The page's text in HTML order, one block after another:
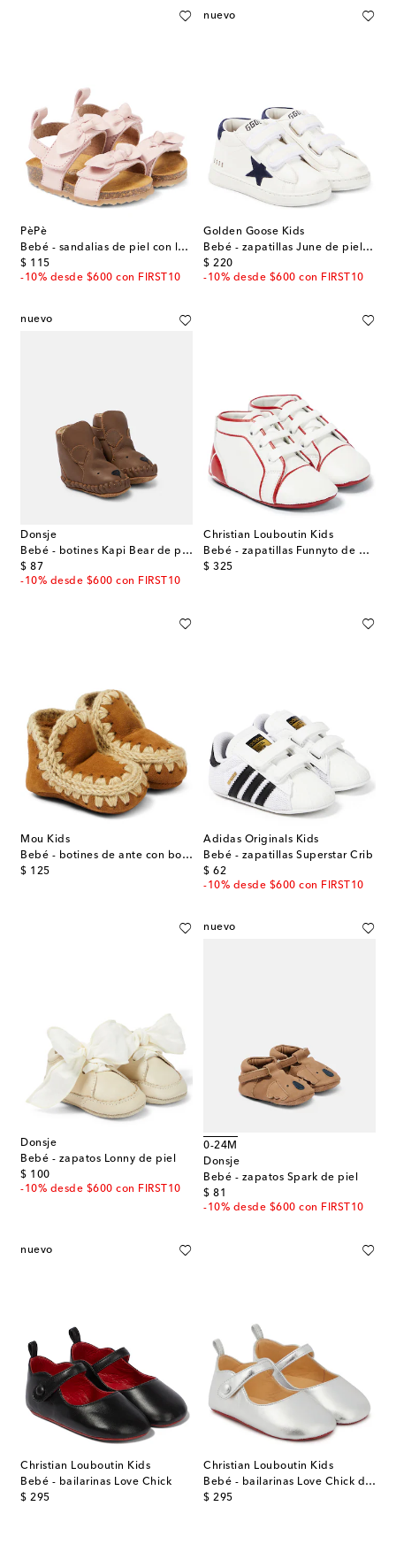
PèPè
Bebé - sandalias de piel con lazo
$ 115
original price
-10% desde $600 con FIRST10
nuevo
Golden Goose Kids
Bebé - zapatillas June de piel y ante
$ 220
original price
-10% desde $600 con FIRST10
nuevo
Donsje
Bebé - botines Kapi Bear de piel
$ 87
original price
-10% desde $600 con FIRST10
Christian Louboutin Kids
Bebé - zapatillas Funnyto de piel
$ 325
original price
Mou Kids
Bebé - botines de ante con borrego
$ 125
original price
Adidas Originals Kids
Bebé - zapatillas Superstar Crib
$ 62
original price
-10% desde $600 con FIRST10
Donsje
Bebé - zapatos Lonny de piel
$ 100
original price
-10% desde $600 con FIRST10
nuevo
0-24M
Donsje
Bebé - zapatos Spark de piel
$ 81
original price
-10% desde $600 con FIRST10
nuevo
Christian Louboutin Kids
Bebé - bailarinas Love Chick
$ 295
original price
Christian Louboutin Kids
Bebé - bailarinas Love Chick de piel metalizadas
$ 295
original price